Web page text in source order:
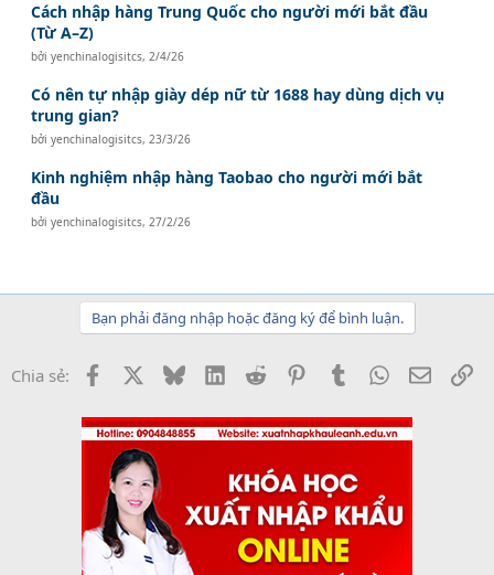
Cách nhập hàng Trung Quốc cho người mới bắt đầu
(Từ A–Z)
bởiyenchinalogisitcs,2/4/26
Có nên tự nhập giày dép nữ từ 1688 hay dùng dịch vụ
trung gian?
bởiyenchinalogisitcs,23/3/26
Kinh nghiệm nhập hàng Taobao cho người mới bắt
đầu
bởiyenchinalogisitcs,27/2/26
Bạn phải đăng nhập hoặc đăng ký để bình luận.
Chia sẻ: Facebook BlueskyLinkedInReddit PinterestTumblrWhatsApp
Email